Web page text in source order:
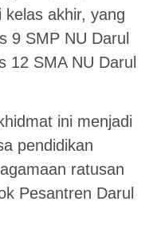
kelas akhir, yang
9 SMP NU Darul
12 SMA NU Darul
ini menjadi
pendidikan
ratusan
Pesantren Darul